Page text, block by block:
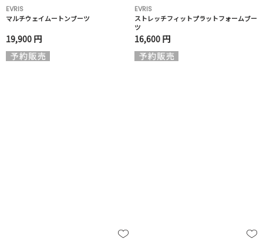
EVRIS
マルチウェイムートンブーツ
19,900 円
EVRIS
ストレッチフィットプラットフォームブー
ツ
16,600 円